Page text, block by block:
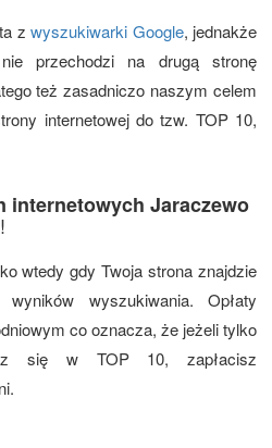
zwyszukiwarki Google, jednakże
przechodzi na drugą stronę
też zasadniczo naszym celem
internetowej do tzw. TOP 10,
internetowych Jaraczewo
wtedy gdy Twoja strona znajdzie
wyszukiwania. Opłaty
co oznacza, że jeżeli tylko
się w TOP 10, zapłacisz